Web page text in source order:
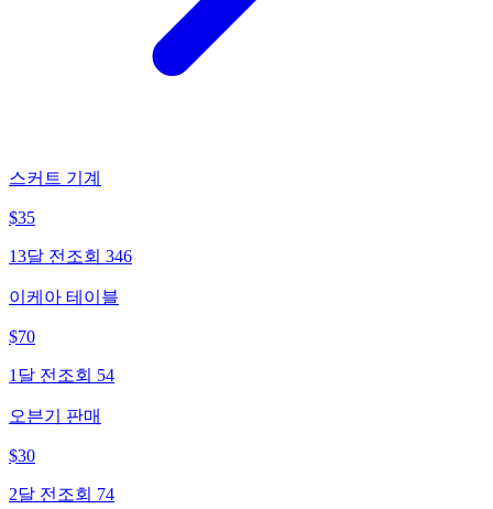
스커트 기계
$35
13달 전 조회 346
이케아 테이블
$70
1달 전 조회 54
오븐기 판매
$30
2달 전 조회 74